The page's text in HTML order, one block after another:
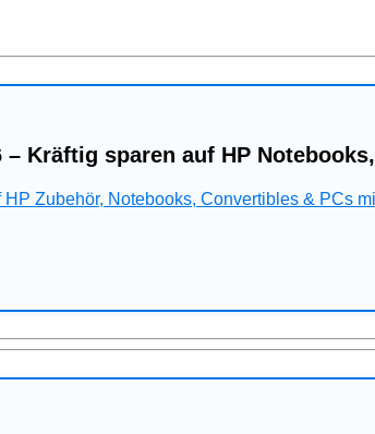
– Kräftig sparen auf HP
Zubehör, Notebooks, Convertibles & PCs